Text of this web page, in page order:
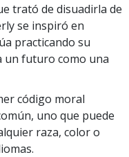
trató de disuadirla de
se inspiró en
practicando su
un futuro como una
código moral
uno que puede
raza, color o